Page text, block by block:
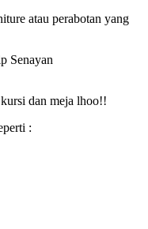
atau perabotan yang
dan meja lhoo!!
: